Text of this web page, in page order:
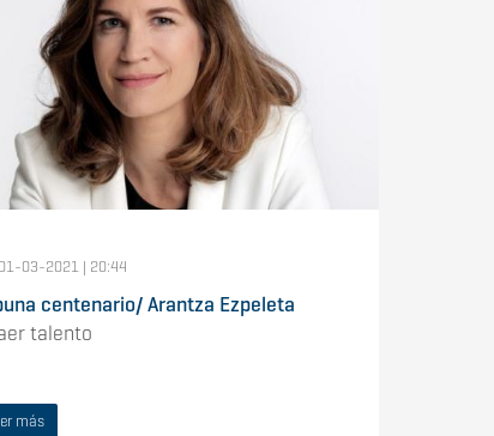
01-03-2021 | 20:44
centenario/ Arantza Ezpeleta
talento
más